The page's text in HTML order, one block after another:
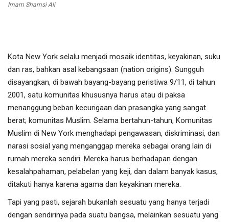
Imam Shamsi Ali
Kota New York selalu menjadi mosaik identitas, keyakinan, suku
dan ras, bahkan asal kebangsaan (nation origins). Sungguh
disayangkan, di bawah bayang-bayang peristiwa 9/11, di tahun
2001, satu komunitas khususnya harus atau di paksa
menanggung beban kecurigaan dan prasangka yang sangat
berat; komunitas Muslim. Selama bertahun-tahun, Komunitas
Muslim di New York menghadapi pengawasan, diskriminasi, dan
narasi sosial yang menganggap mereka sebagai orang lain di
rumah mereka sendiri. Mereka harus berhadapan dengan
kesalahpahaman, pelabelan yang keji, dan dalam banyak kasus,
ditakuti hanya karena agama dan keyakinan mereka.
Tapi yang pasti, sejarah bukanlah sesuatu yang hanya terjadi
dengan sendirinya pada suatu bangsa, melainkan sesuatu yang